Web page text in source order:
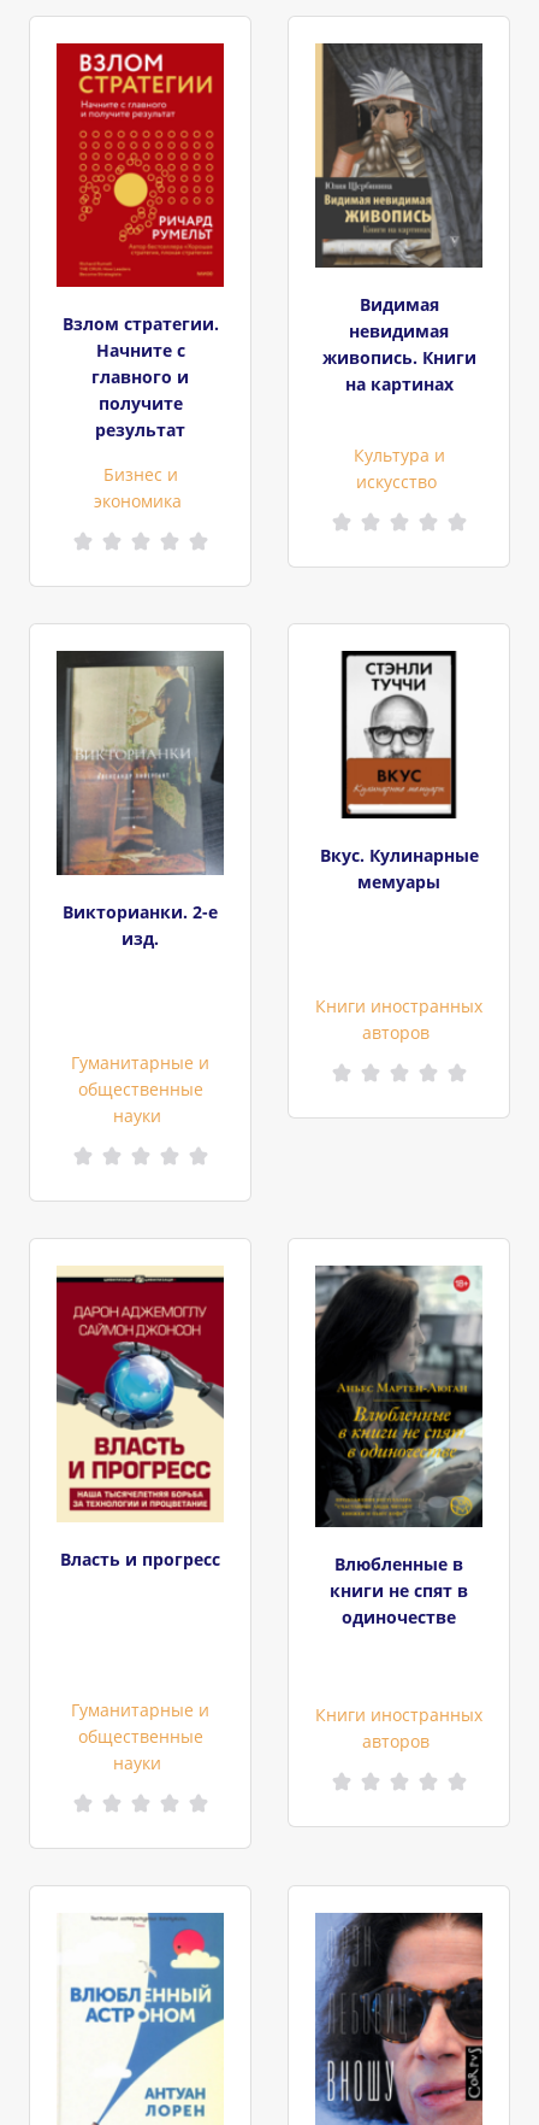
Взлом стратегии.
Начните с
главного и
получите
результат
Бизнес и
экономика
Видимая
невидимая
живопись. Книги
на картинах
Культура и
искусство
Викторианки. 2-е
изд.
Гуманитарные и
общественные
науки
Вкус. Кулинарные
мемуары
Книги иностранных
авторов
Власть и прогресс
Гуманитарные и
общественные
науки
Влюбленные в
книги не спят в
одиночестве
Книги иностранных
авторов